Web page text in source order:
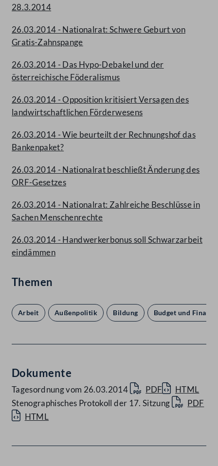
28.3.2014
26.03.2014 - Nationalrat: Schwere Geburt von
Gratis-Zahnspange
26.03.2014 - Das Hypo-Debakel und der
österreichische Föderalismus
26.03.2014 - Opposition kritisiert Versagen des
landwirtschaftlichen Förderwesens
26.03.2014 - Wie beurteilt der Rechnungshof das
Bankenpaket?
26.03.2014 - Nationalrat beschließt Änderung des
ORF-Gesetzes
26.03.2014 - Nationalrat: Zahlreiche Beschlüsse in
Sachen Menschenrechte
26.03.2014 - Handwerkerbonus soll Schwarzarbeit
eindämmen
Themen
Arbeit Außenpolitik Bildung Budget und
Dokumente
Tagesordnung vom 26.03.2014 PDF
HTML
Stenographisches Protokoll der 17. Sitzung
PDF
HTML